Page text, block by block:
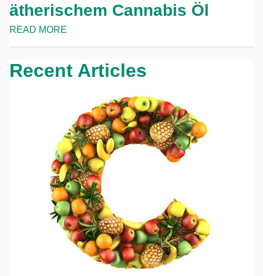
ätherischem Cannabis Öl
READ MORE
Recent Articles